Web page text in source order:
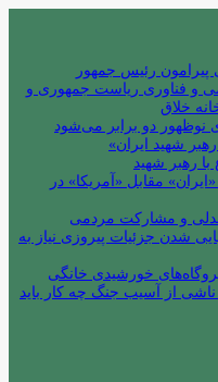
پیرامون رئیس جمهور
و فناوری ریاست جمهوری و
خلاق
نوظهور دو برابر می‌شود
شهید ایران»
رهبر شهید
«ایران» مقابل «آمریکا» در
همدلی و مشارکت مردمی
شدن جزئیات پیروزی نیاز به
خورشیدی خانگی
از آسیب جنگ چه کار باید